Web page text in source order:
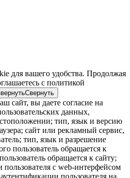
для вашего удобства. Продолжая
с политикой
Свернуть
сайт, вы даете согласие на
данных,
тип, язык и версию
сайт или рекламный сервис,
тип, язык и разрешение
пользователь обращается к
обращается к сайту;
пользователя с web-интерфейсом
пользователя на